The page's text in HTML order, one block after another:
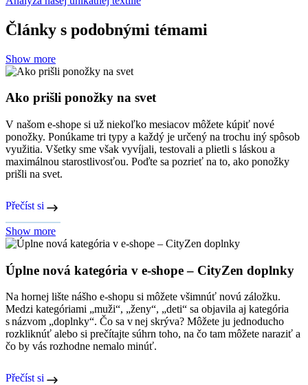
Články s podobnými témami
Show more
Ako prišli ponožky na svet
V našom e-shope si už niekoľko mesiacov môžete kúpiť nové
ponožky. Ponúkame tri typy a každý je určený na trochu iný spôsob
využitia. Všetky sme však vyvíjali, testovali a plietli s láskou a
maximálnou starostlivosťou. Poďte sa pozrieť na to, ako ponožky
prišli na svet.
Přečíst si
Show more
Úplne nová kategória v e-shope – CityZen doplnky
Na hornej lište nášho e-shopu si môžete všimnúť novú záložku.
Medzi kategóriami „muži“, „ženy“, „deti“ sa objavila aj kategória
s názvom „doplnky“. Čo sa v nej skrýva? Môžete ju jednoducho
rozkliknúť alebo si prečítajte súhrn toho, na čo tam môžete naraziť a
čo by vás rozhodne nemalo minúť.
Přečíst si